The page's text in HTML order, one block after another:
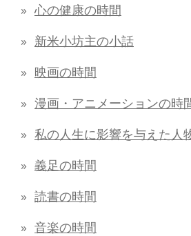
心の健康の時間
新米小坊主の小話
映画の時間
漫画・アニメーションの時
私の人生に影響を与えた人
義足の時間
読書の時間
音楽の時間